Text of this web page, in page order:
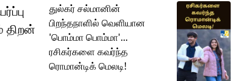
திறன்
துல்கர் சல்மானின்
பிறந்தநாளில் வெளியான
'பொம்மா பொம்மா'...
ரசிகர்களை கவர்ந்த
ரொமான்டிக் மெலடி!